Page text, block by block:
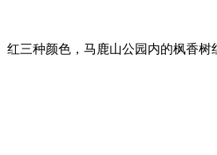
三种颜色，马鹿山公园内的枫香树